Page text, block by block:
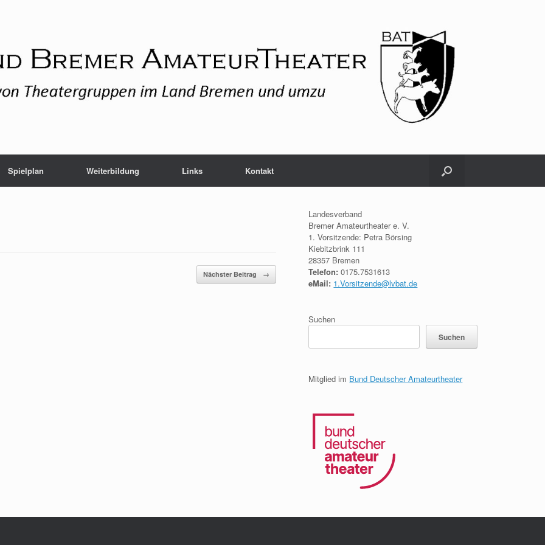
Spielplan Weiterbildung Links Kontakt
Nächster Beitrag →
Landesverband
Bremer Amateurtheater e. V.
1. Vorsitzende: Petra Börsing
Kiebitzbrink 111
28357 Bremen
Telefon: 0175.7531613
eMail: 1.Vorsitzende@lvbat.de
Suchen
Suchen
Mitglied im Bund Deutscher Amateurtheater